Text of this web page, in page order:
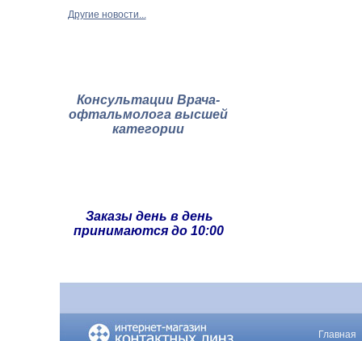
Другие новости...
Консультации Врача-
офтальмолога высшей
категории
Заказы день в день
принимаются до 10:00
Главная